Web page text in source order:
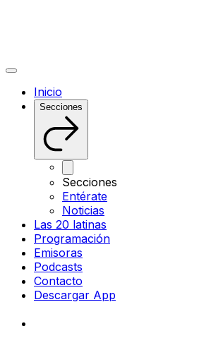
Inicio
Secciones
Secciones
Entérate
Noticias
Las 20 latinas
Programación
Emisoras
Podcasts
Contacto
Descargar App